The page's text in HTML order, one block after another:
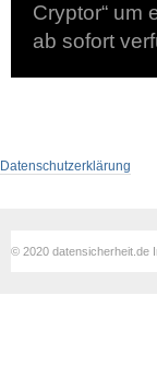
Cryptor“ um
ab sofort
Datenschutzerklärung
© 2020 datensicherheit.de